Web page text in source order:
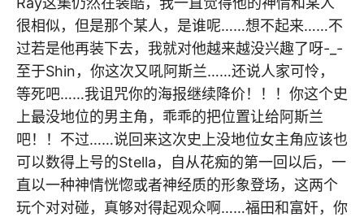
很相似，但是那个某人，是谁呢……想不起来……不
过若是他再装下去，我就对他越来越没兴趣了呀-_-
至于Shin，你这次又吼阿斯兰……还说人家可怜，
等死吧……我诅咒你的海报继续降价！！！你这个史
上最没地位的男主角，乖乖的把位置让给阿斯兰
吧！！不过……说回来这次史上没地位女主角应该也
可以数得上号的Stella，自从花痴的第一回以后，一
直以一种神情恍惚或者神经质的形象登场，这两个
玩个对对碰，真够对得起观众啊……福田和富奸，你